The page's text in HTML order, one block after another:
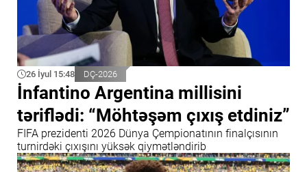
26 İyul 15:48 DÇ-2026
İnfantino Argentina millisini
təriflədi: “Möhtəşəm çıxış etdiniz”
FIFA prezidenti 2026 Dünya Çempionatının finalçısının
turnirdəki çıxışını yüksək qiymətləndirib